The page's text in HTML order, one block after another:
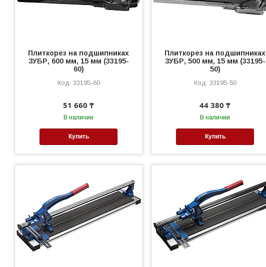
Плиткорез на подшипниках
ЗУБР, 600 мм, 15 мм (33195-
60)
33195-60
51 660 ₸
В наличии
Купить
Плиткорез на подшипниках
ЗУБР, 500 мм, 15 мм (33195-
50)
33195-50
44 380 ₸
В наличии
Купить